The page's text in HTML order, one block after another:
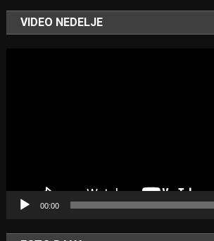
VIDEO NEDELJE
00:00